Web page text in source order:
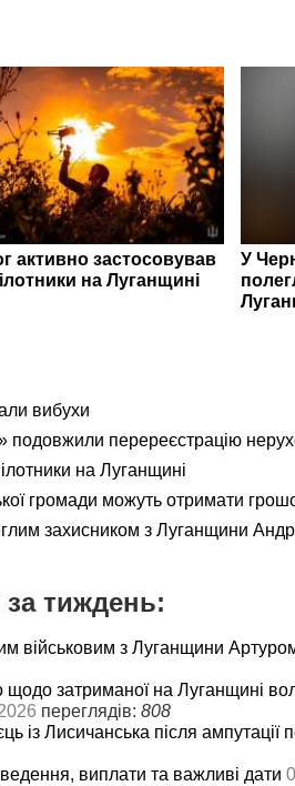
активно застосовував
на Луганщині
У
вибухи
перереєстрацію
на Луганщині
громади можуть отримати
захисником з Луганщини
тиждень:
військовим з Луганщини
щодо затриманої на Луганщині
переглядів: 808
із Лисичанська після ампутації
виплати та важливі дати